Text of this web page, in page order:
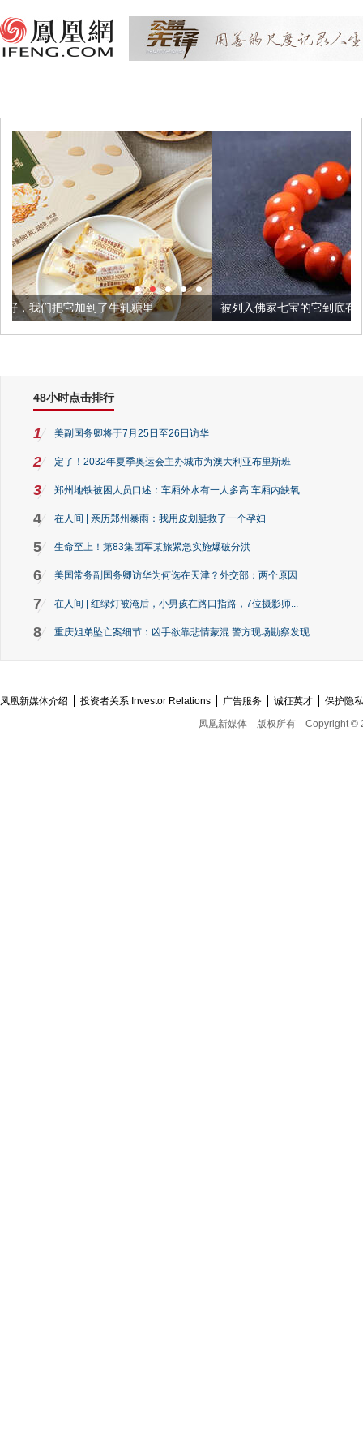
轧糖里 被列入佛家七宝的它到底有多美？
48小时点击排行
1 美副国务卿将于7月25日至26日访华
2 定了！2032年夏季奥运会主办城市为澳大利亚布里斯班
3 郑州地铁被困人员口述：车厢外水有一人多高 车厢内缺氧
4 在人间 | 亲历郑州暴雨：我用皮划艇救了一个孕妇
5 生命至上！第83集团军某旅紧急实施爆破分洪
6 美国常务副国务卿访华为何选在天津？外交部：两个原因
7 在人间 | 红绿灯被淹后，小男孩在路口指路，7位摄影师...
8 重庆姐弟坠亡案细节：凶手欲靠悲情蒙混 警方现场勘察发现...
凤凰新媒体介绍 投资者关系 Investor Relations 广告服务 诚征英才
保护隐
凤凰新媒体
版权所有 Copyright ©